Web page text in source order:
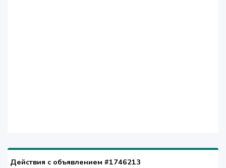
Действия с объявлением #1746213